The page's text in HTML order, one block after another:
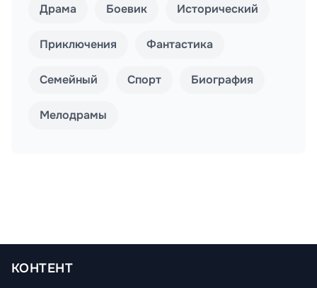
Драма Боевик Исторический
Приключения Фантастика
Семейный Спорт Биография
Мелодрамы
КОНТЕНТ